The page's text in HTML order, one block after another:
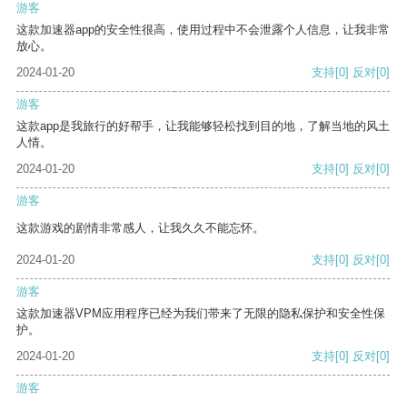
游客
这款加速器app的安全性很高，使用过程中不会泄露个人信息，让我非常
放心。
2024-01-20
支持[0] 反对[0]
游客
这款app是我旅行的好帮手，让我能够轻松找到目的地，了解当地的风土
人情。
2024-01-20
支持[0] 反对[0]
游客
这款游戏的剧情非常感人，让我久久不能忘怀。
2024-01-20 支持[0] 反对[0]
游客
这款加速器VPM应用程序已经为我们带来了无限的隐私保护和安全性保
护。
2024-01-20
支持[0] 反对[0]
游客